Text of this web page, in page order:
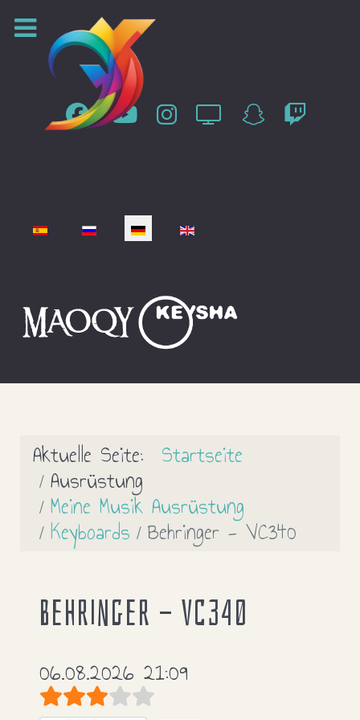
Sprache auswählen
Aktuelle Seite: Startseite
Ausrüstung
Meine Musik Ausrüstung
Keyboards Behringer - VC340
Behringer - VC340
06.08.2026 21:09
Bewertung:3/